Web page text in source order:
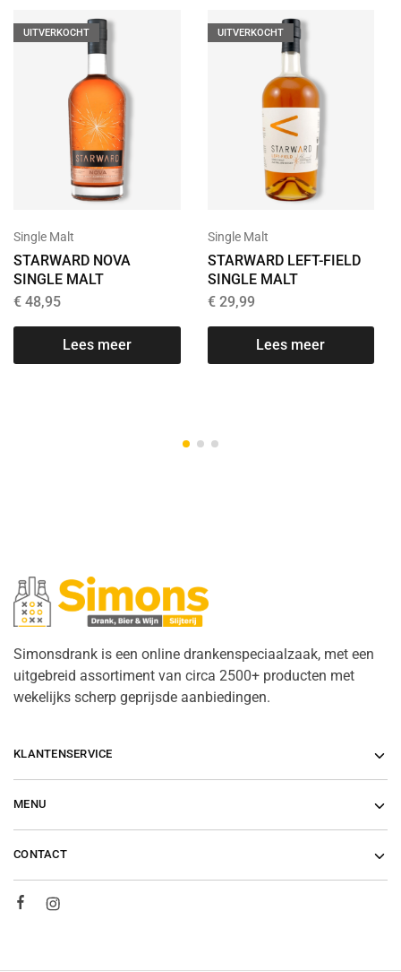
UITVERKOCHT
Single Malt
STARWARD NOVA
SINGLE MALT
€ 48,95
Lees meer
UITVERKOCHT
Single Malt
STARWARD LEFT-FIELD
SINGLE MALT
€29,99
Lees meer
Simonsdrank is een online drankenspeciaalzaak, met een
uitgebreid assortiment van circa 2500+ producten met
wekelijks scherp geprijsde aanbiedingen.
KLANTENSERVICE
MENU
CONTACT